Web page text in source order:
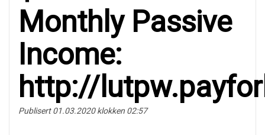
Моnthlу Pаssive
Inсomе:
http://
Publisert 01.03.2020 klokken 02:57